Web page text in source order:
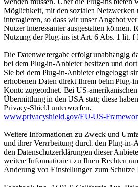
wenden müssen. Über die Plug-ins bieten
Möglichkeit, mit den sozialen Netzwerken
interagieren, so dass wir unser Angebot
Nutzer interessanter ausgestalten können.
Nutzung der Plug-ins ist Art. 6 Abs. 1 lit. f
Die Datenweitergabe erfolgt unabhängig
bei dem Plug-in-Anbieter besitzen und
Sie bei dem Plug-in-Anbieter eingeloggt
erhobenen Daten direkt Ihrem beim Plug-
Konto zugeordnet. Bei US-
Übermittlung in den USA statt; diese
Privacy-Shield unterworfen:
www.privacyshield.gov/EU-US-
Weitere Informationen zu Zweck und
und ihrer Verarbeitung durch den Plug-in-
den Datenschutzerklärungen dieser
weitere Informationen zu Ihren Rechten
Änderung von Einstellungen zum Schutze